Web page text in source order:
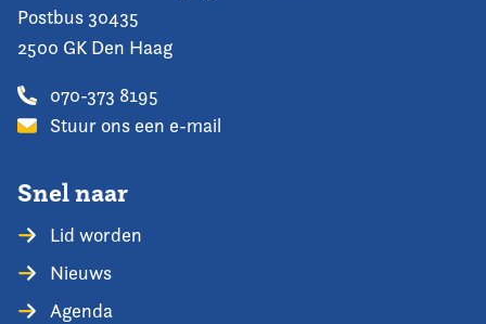
Postbus 30435
2500 GK Den Haag
070-373 8195
Stuur ons een e-mail
Snel naar
Lid worden
Nieuws
Agenda